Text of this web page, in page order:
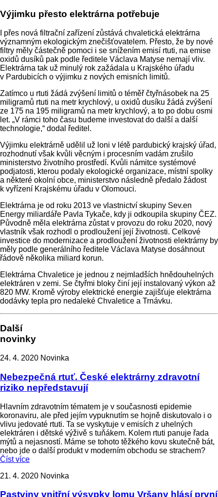
Výjimku přesto elektrárna potřebuje
I přes nová filtrační zařízení zůstává chvaletická elektrárna
významným ekologickým znečišťovatelem. Přesto, že by nové
filtry měly částečně pomoci i se snížením emisí rtuti, na emise
oxidů dusíků pak podle ředitele Václava Matyse nemají vliv.
Elektrárna tak už minulý rok zažádala u Krajského úřadu
v Pardubicích o výjimku z nových emisních limitů.
Zatímco u rtuti žádá zvýšení limitů o téměř čtyřnásobek na 25
miligramů rtuti na metr krychlový, u oxidů dusíku žádá zvýšení
ze 175 na 195 miligramů na metr krychlový, a to po dobu osmi
let. „V rámci toho času budeme investovat do další a další
technologie,“ dodal ředitel.
Výjimku elektrárně udělil už loni v létě pardubický krajský úřad,
rozhodnutí však kvůli věcným i procesním vadám zrušilo
ministerstvo životního prostředí. Kvůli námitce systémové
podjatosti, kterou podaly ekologické organizace, místní spolky
a některé okolní obce, ministerstvo následně předalo žádost
k vyřízení Krajskému úřadu v Olomouci.
Elektrárna je od roku 2013 ve vlastnictví skupiny Sev.en
Energy miliardáře Pavla Tykače, kdy ji odkoupila skupiny ČEZ.
Původně měla elektrárna zůstat v provozu do roku 2020, nový
vlastník však rozhodl o prodloužení její životnosti. Celkové
investice do modernizace a prodloužení životnosti elektrárny by
měly podle generálního ředitele Václava Matyse dosáhnout
řádově několika miliard korun.
Elektrárna Chvaletice je jednou z nejmladších hnědouhelných
elektráren v zemi. Se čtyřmi bloky činí její instalovaný výkon až
820 MW. Kromě výroby elektrické energie zajišťuje elektrárna
dodávky tepla pro nedaleké Chvaletice a Trnávku.
Další
novinky
24. 4. 2020 Novinka
Nebezpečná rtuť. České elektrárny zdravotní
riziko nepředstavují
Hlavním zdravotním tématem je v současnosti epidemie
koronaviru, ale před jejím vypuknutím se hojně diskutovalo i o
vlivu jedovaté rtuti. Ta se vyskytuje v emisích z uhelných
elektráren i dětské výživě s tuňákem. Kolem rtuti panuje řada
mýtů a nejasností. Máme se tohoto těžkého kovu skutečně bát,
nebo jde o další produkt v moderním obchodu se strachem?
Číst více
21. 4. 2020 Novinka
Pastviny vnitřní výsypky lomu Vršany hlásí první